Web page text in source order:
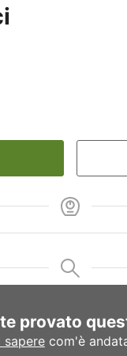
provato
saperecom'è